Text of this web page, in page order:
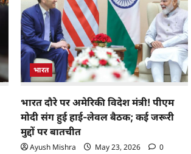
भारत
भारत दौरे पर अमेरिकी विदेश मंत्री! पीएम
मोदी संग हुई हाई-लेवल बैठक; कई जरूरी
मुद्दों पर बातचीत
Ayush Mishra May 23, 2026 0